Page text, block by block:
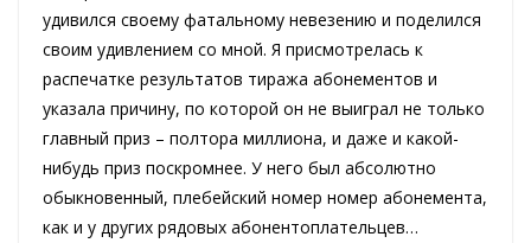
удивился своему фатальному невезению и поделился
своим удивлением со мной. Я присмотрелась к
распечатке результатов тиража абонементов и
указала причину, по которой он не выиграл не только
главный приз – полтора миллиона, и даже и какой-
нибудь приз поскромнее. У него был абсолютно
обыкновенный, плебейский номер номер абонемента,
как и у других рядовых абонентоплательцев…